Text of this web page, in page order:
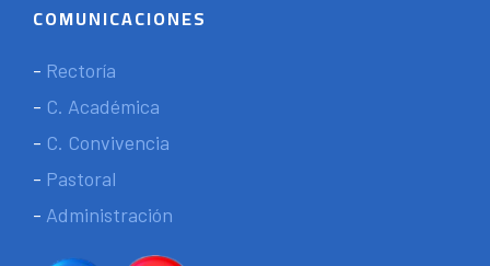
COMUNICACIONES
- Rectoría
- C. Académica
- C. Convivencia
- Pastoral
- Administración